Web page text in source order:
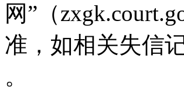
网”（
准，如相关失信
。